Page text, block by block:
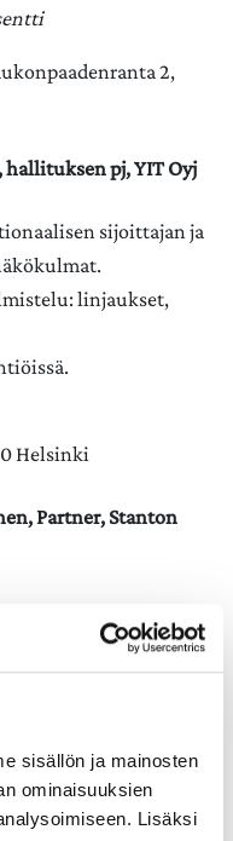
sisällön ja mainosten
ominaisuuksien
Lisäksi
2,
hallituksen pj, YIT Oyj
sijoittajan ja
linjaukset,
Helsinki
Partner, Stanton
Oy, Keilaranta 19,